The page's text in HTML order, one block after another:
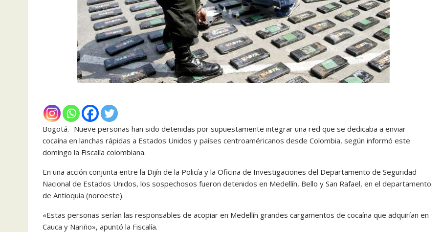
Bogotá.- Nueve personas han sido detenidas por supuestamente integrar una red que se dedicaba a enviar
cocaína en lanchas rápidas a Estados Unidos y países centroaméricanos desde Colombia, según informó este
domingo la Fiscalía colombiana.
En una acción conjunta entre la Dijín de la Policía y la Oficina de Investigaciones del Departamento de Seguridad
Nacional de Estados Unidos, los sospechosos fueron detenidos en Medellín, Bello y San Rafael, en el departamento
de Antioquia (noroeste).
«Estas personas serían las responsables de acopiar en Medellín grandes cargamentos de cocaína que adquirían en
Cauca y Nariño», apuntó la Fiscalía.